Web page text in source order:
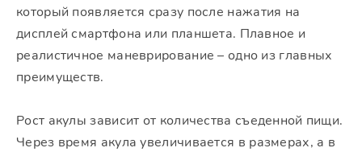
который появляется сразу после нажатия на
дисплей смартфона или планшета. Плавное и
реалистичное маневрирование – одно из главных
преимуществ.
Рост акулы зависит от количества съеденной пищи.
Через время акула увеличивается в размерах, а в